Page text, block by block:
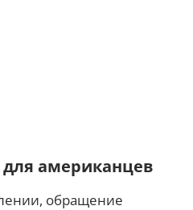
американцев
обращение